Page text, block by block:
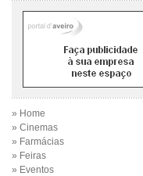
» Home
» Cinemas
» Farmácias
» Feiras
» Eventos